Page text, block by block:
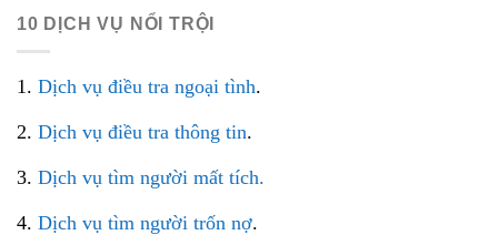
10 DỊCH VỤ NỔI TRỘI
1. Dịch vụ điều tra ngoại tình.
2. Dịch vụ điều tra thông tin.
3. Dịch vụ tìm người mất tích.
4. Dịch vụ tìm người trốn nợ.